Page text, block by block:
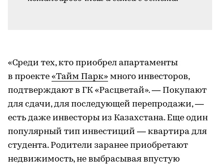
«Среди тех, кто приобрел апартаменты
в проекте «Тайм Парк» много инвесторов,
подтверждают в ГК «Расцветай». — Покупают
для сдачи, для последующей перепродажи, —
есть даже инвесторы из Казахстана. Еще один
популярный тип инвестиций — квартира для
студента. Родители заранее приобретают
недвижимость, не выбрасывая впустую